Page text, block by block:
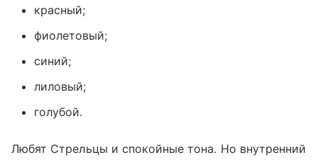
красный;
фиолетовый;
синий;
лиловый;
голубой.
Любят Стрельцы и спокойные тона. Но внутренний